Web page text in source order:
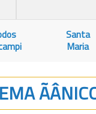
Santa
Maria